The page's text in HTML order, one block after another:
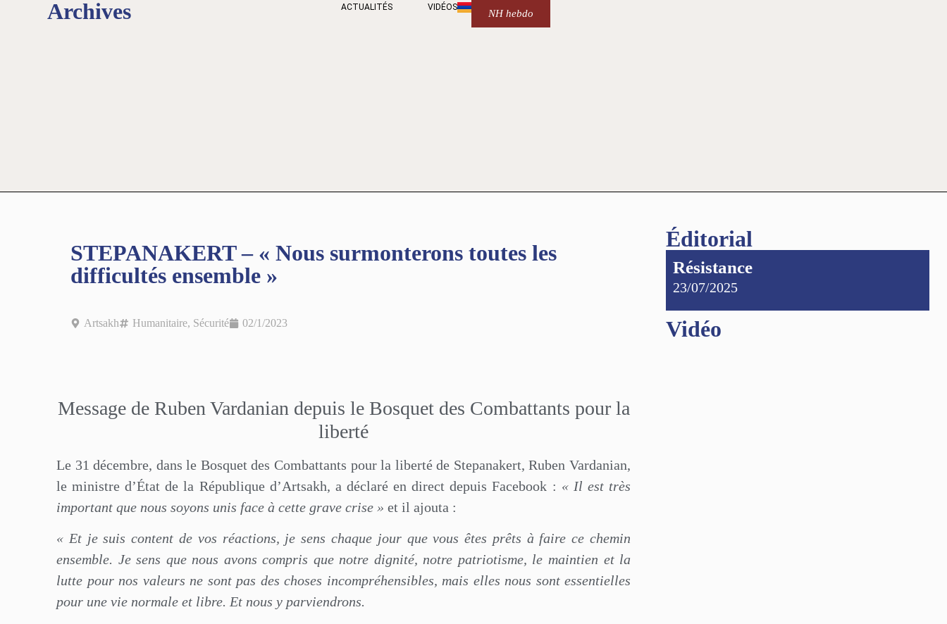
Archives ACTUALITÉS VIDÉOS
NH hebdo
STEPANAKERT – « Nous surmonterons toutes les
difficultés ensemble »
Artsakh Humanitaire, Sécurité 02/1/2023
Message de Ruben Vardanian depuis le Bosquet des Combattants pour la
liberté
Le 31 décembre, dans le Bosquet des Combattants pour la liberté de Stepanakert, Ruben Vardanian,
le ministre d’État de la République d’Artsakh, a déclaré en direct depuis Facebook : « Il est très
important que nous soyons unis face à cette grave crise » et il ajouta :
« Et je suis content de vos réactions, je sens chaque jour que vous êtes prêts à faire ce chemin
ensemble. Je sens que nous avons compris que notre dignité, notre patriotisme, le maintien et la
lutte pour nos valeurs ne sont pas des choses incompréhensibles, mais elles nous sont essentielles
pour une vie normale et libre. Et nous y parviendrons.
Éditorial
Résistance
23/07/2025
Vidéo